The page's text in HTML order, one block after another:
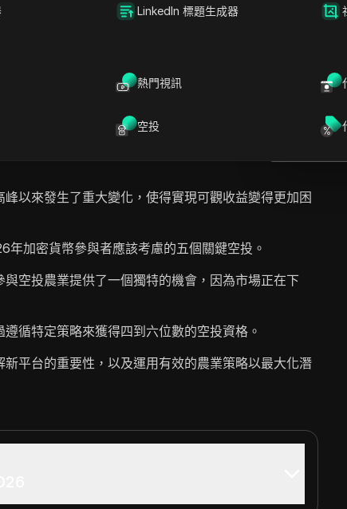
LinkedIn 標題生成器
熱門視訊
空投
在
就此頁面
在
就此頁面
2026年的加密貨幣空投如何與以往不同，強調僅僅作
大空投的難度。他們概述了為五個特定空投進行農作
來可觀的經濟收益。該視頻涵蓋了新興平台如
建議在市場低迷時參與這些平台以最大化獲利。講者
的重要性以及運用預測市場以促進資本增長的好處。
險並探索當前加密貨幣環境中的新機會。
峰以來發生了重大變化，使得實現可觀收益變得更加困
年加密貨幣參與者應該考慮的五個關鍵空投。
與空投農業提供了一個獨特的機會，因為市場正在下
循特定策略來獲得四到六位數的空投資格。
新平台的重要性，以及運用有效的農業策略以最大化潛